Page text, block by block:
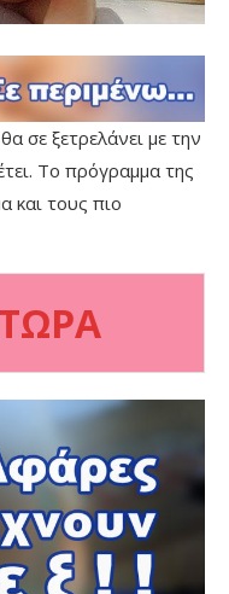
σε ξετρελάνει με την
Το πρόγραμμα της
και τους πιο